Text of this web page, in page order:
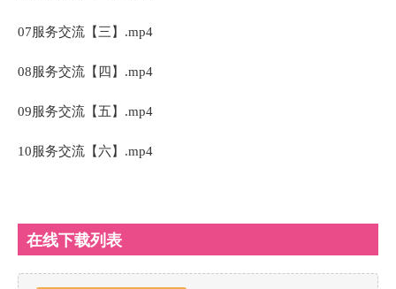
07服务交流【三】.mp4
08服务交流【四】.mp4
09服务交流【五】.mp4
10服务交流【六】.mp4
在线下载列表